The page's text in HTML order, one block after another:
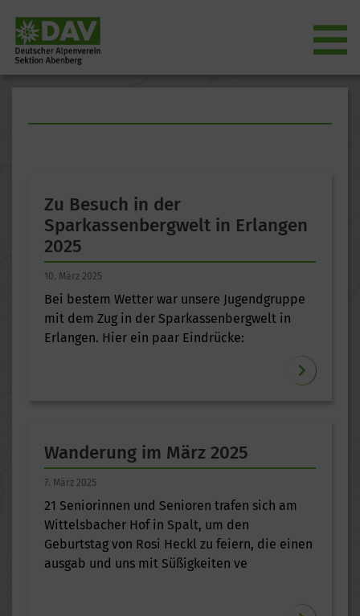
Zu Besuch in der
Sparkassenbergwelt in Erlangen
2025
10. März 2025
Bei bestem Wetter war unsere Jugendgruppe
mit dem Zug in der Sparkassenbergwelt in
Erlangen. Hier ein paar Eindrücke:
Wanderung im März 2025
7. März 2025
21 Seniorinnen und Senioren trafen sich am
Wittelsbacher Hof in Spalt, um den
Geburtstag von Rosi Heckl zu feiern, die einen
ausgab und uns mit Süßigkeiten ve